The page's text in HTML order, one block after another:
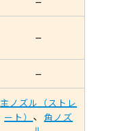
–
–
主ノズル（ストレ
ート） 、
角ノズ